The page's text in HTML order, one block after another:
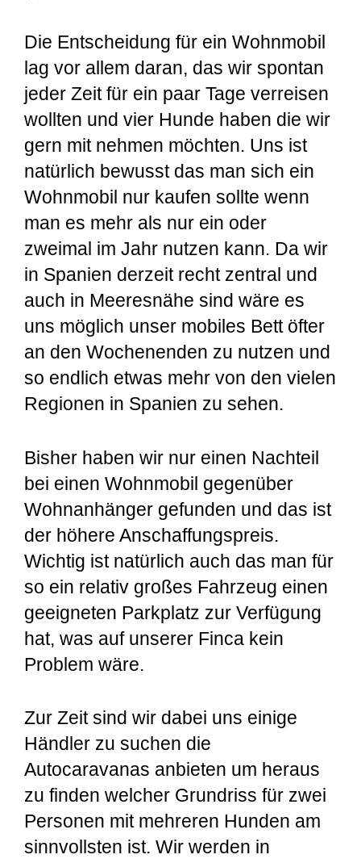
Die Entscheidung für ein Wohnmobil
lag vor allem daran, das wir spontan
jeder Zeit für ein paar Tage verreisen
wollten und vier Hunde haben die wir
gern mit nehmen möchten. Uns ist
natürlich bewusst das man sich ein
Wohnmobil nur kaufen sollte wenn
man es mehr als nur ein oder
zweimal im Jahr nutzen kann. Da wir
in Spanien derzeit recht zentral und
auch in Meeresnähe sind wäre es
uns möglich unser mobiles Bett öfter
an den Wochenenden zu nutzen und
so endlich etwas mehr von den vielen
Regionen in Spanien zu sehen.
Bisher haben wir nur einen Nachteil
bei einen Wohnmobil gegenüber
Wohnanhänger gefunden und das ist
der höhere Anschaffungspreis.
Wichtig ist natürlich auch das man für
so ein relativ großes Fahrzeug einen
geeigneten Parkplatz zur Verfügung
hat, was auf unserer Finca kein
Problem wäre.
Zur Zeit sind wir dabei uns einige
Händler zu suchen die
Autocaravanas anbieten um heraus
zu finden welcher Grundriss für zwei
Personen mit mehreren Hunden am
sinnvollsten ist. Wir werden in